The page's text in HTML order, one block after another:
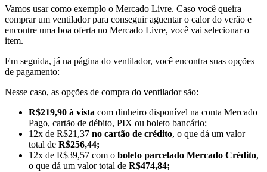
Vamos usar como exemplo o Mercado Livre. Caso você queira
comprar um ventilador para conseguir aguentar o calor do verão e
encontre uma boa oferta no Mercado Livre, você vai selecionar o
item.
Em seguida, já na página do ventilador, você encontra suas opções
de pagamento:
Nesse caso, as opções de compra do ventilador são:
R$219,90 à vista com dinheiro disponível na conta Mercado
Pago, cartão de débito, PIX ou boleto bancário;
12x de R$21,37 no cartão de crédito, o que dá um valor
total de R$256,44;
12x de R$39,57 com o boleto parcelado Mercado Crédito,
o que dá um valor total de R$474,84;